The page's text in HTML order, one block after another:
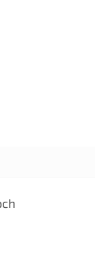
je 5 z 5 hvězdiček.